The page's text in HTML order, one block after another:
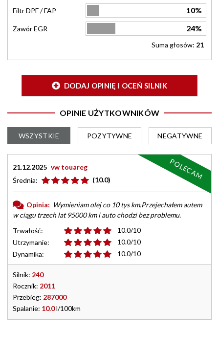
Filtr DPF / FAP 10%
Zawór EGR 24%
Suma głosów: 21
DODAJ OPINIĘ I OCEŃ SILNIK
OPINIE UŻYTKOWNIKÓW
WSZYSTKIE POZYTYWNE NEGATYWNE
21.12.2025 vw touareg
Średnia:
(10.0)
Opinia: Wymieniam olej co 10 tys km.Przejechałem autem
w ciągu trzech lat 95000 km i auto chodzi bez problemu.
Trwałość:
10.0/10
Utrzymanie:
10.0/10
Dynamika:
10.0/10
Silnik: 240
Rocznik: 2011
Przebieg: 287000
Spalanie: 10.0l/100km
POLECAM